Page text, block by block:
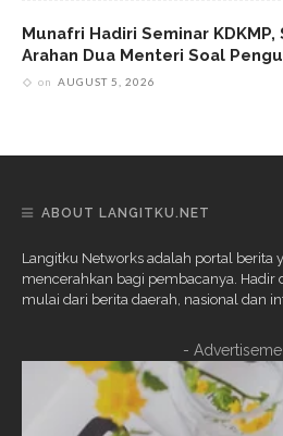
Munafri Hadiri Seminar KDKMP,
Arahan Dua Menteri Soal
on AUGUST 5, 2026
ABOUT LANGITKU.NET
Langitku Networks adalah portal berita
mencerahkan bagi pembacanya. Hadir
mulai dari berita daerah, nasional dan
-